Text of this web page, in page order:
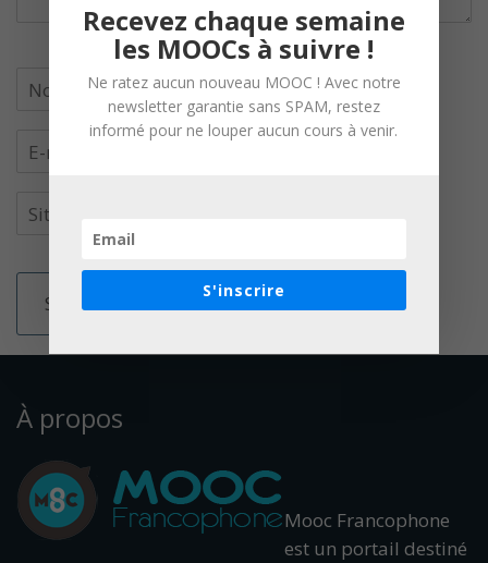
À propos
Mooc Francophone
est un portail destiné
Recevez chaque semaine
les MOOCs à suivre !
Ne ratez aucun nouveau MOOC ! Avec notre
newsletter garantie sans SPAM, restez
informé pour ne louper aucun cours à venir.
S'inscrire